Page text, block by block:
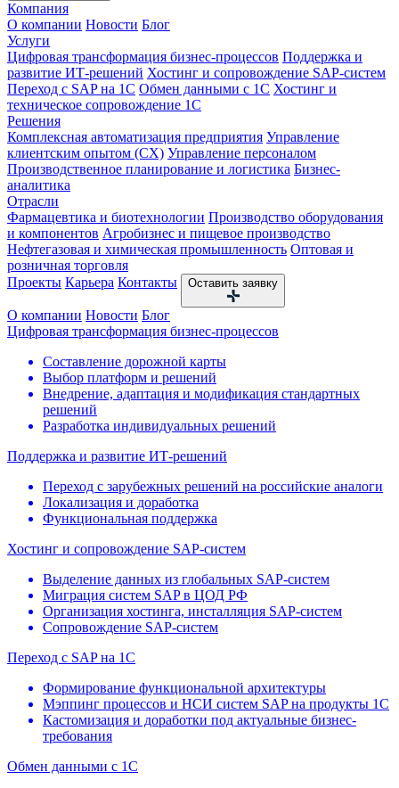
Компания
О компании Новости Блог
Услуги
Цифровая трансформация бизнес-процессов Поддержка и
развитие ИТ-решений Хостинг и сопровождение SAP-систем
Переход с SAP на 1С Обмен данными с 1С Хостинг и
техническое сопровождение 1С
Решения
Комплексная автоматизация предприятия Управление
клиентским опытом (CX) Управление персоналом
Производственное планирование и логистика Бизнес-
аналитика
Отрасли
Фармацевтика и биотехнологии Производство оборудования
и компонентов Агробизнес и пищевое производство
Нефтегазовая и химическая промышленность Оптовая и
розничная торговля
Проекты Карьера Контакты Оставить заявку
О компании Новости Блог
Цифровая трансформация бизнес-процессов
Составление дорожной карты
Выбор платформ и решений
Внедрение, адаптация и модификация стандартных
решений
Разработка индивидуальных решений
Поддержка и развитие ИТ-решений
Переход с зарубежных решений на российские аналоги
Локализация и доработка
Функциональная поддержка
Хостинг и сопровождение SAP-систем
Выделение данных из глобальных SAP-систем
Миграция систем SAP в ЦОД РФ
Организация хостинга, инсталляция SAP-систем
Сопровождение SAP-систем
Переход с SAP на 1С
Формирование функциональной архитектуры
Мэппинг процессов и НСИ систем SAP на продукты 1С
Кастомизация и доработки под актуальные бизнес-
требования
Обмен данными с 1С